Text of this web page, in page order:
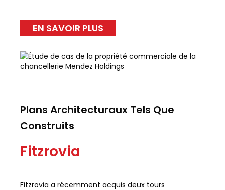
EN SAVOIR PLUS
Plans Architecturaux Tels Que
Construits
Fitzrovia
Fitzrovia a récemment acquis deux tours